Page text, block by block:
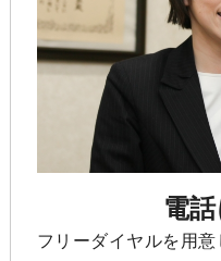
電
フリーダイヤルを用